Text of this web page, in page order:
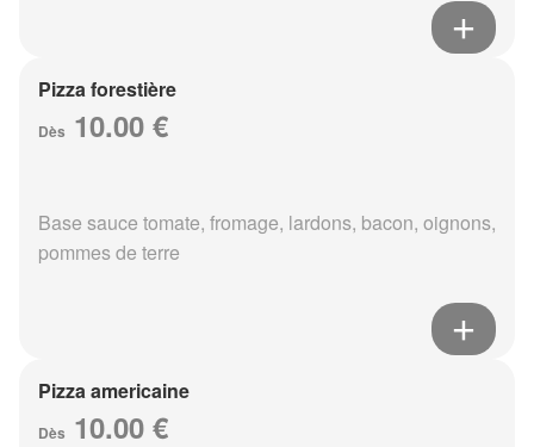
Pizza forestière
Dès 10.00 €
Base sauce tomate, fromage, lardons, bacon, oignons,
pommes de terre
Pizza americaine
Dès 10.00 €